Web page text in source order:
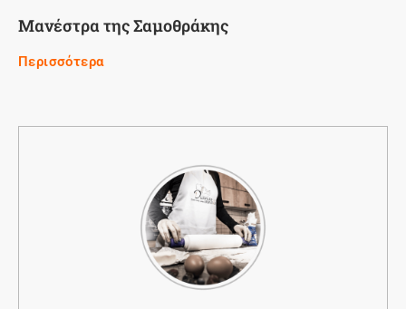
Μανέστρα της Σαμοθράκης
Περισσότερα